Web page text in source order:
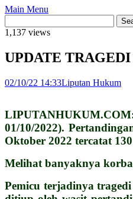
Main Menu
1,137 views
UPDATE
02/10/22 14:33Liputan Hukum
01/10/2022).
Oktober 2022 tercatat
Melihat banyaknya
Pemicu terjadinya